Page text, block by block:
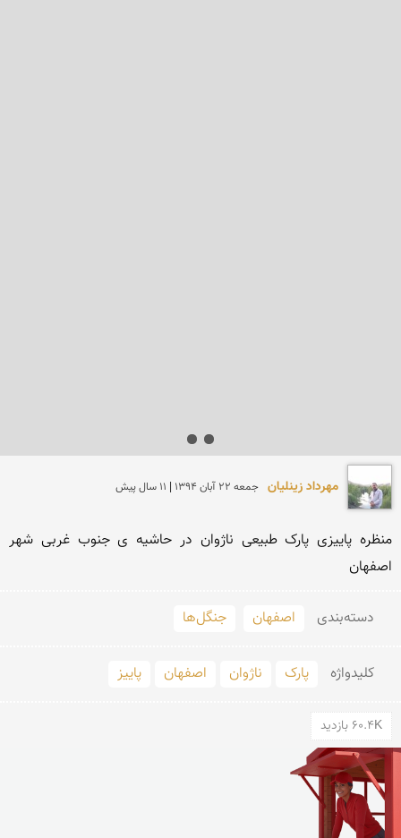
مهرداد زینلیان جمعه 22 آبان 1394 | 11 سال پیش
اصفهان
دسته‌بندی اصفهان جنگل‌ها
کلید‌واژه پارک ناژوان اصفهان پاییز
60.4K بازدید